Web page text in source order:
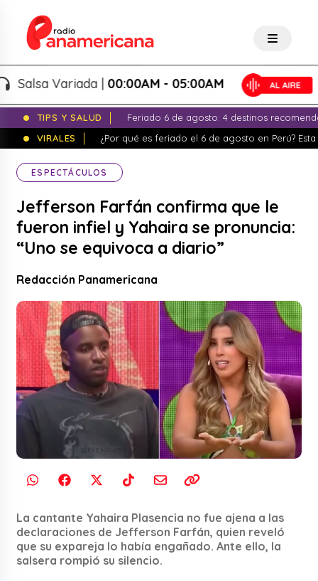
Variada |00:00AM - 05:00AM
TIPS Y SALUD
Feriado 6 de agosto: 4 destinos
VIRALES
¿Por qué es feriado el 6 de agosto en Perú?
ESPECTÁCULOS
Jefferson Farfán confirma que le
fueron infiel y Yahaira se pronuncia:
“Uno se equivoca a diario”
Redacción Panamericana
La cantante Yahaira Plasencia no fue ajena a las
declaraciones de Jefferson Farfán, quien reveló
que su expareja lo había engañado. Ante ello, la
salsera rompió su silencio.